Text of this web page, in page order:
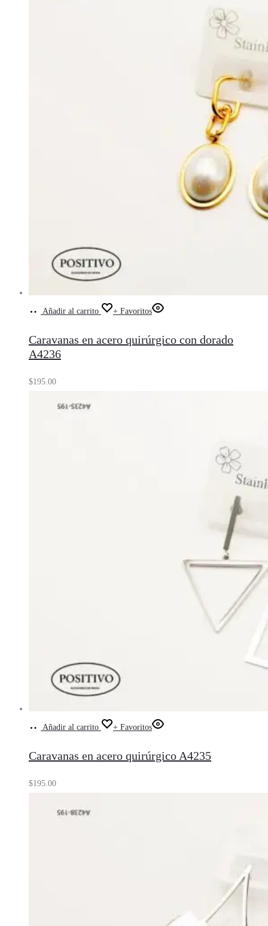
Añadir al carrito + Favoritos
Caravanas en acero quirúrgico con dorado
A4236
$195.00
Añadir al carrito + Favoritos
Caravanas en acero quirúrgico A4235
$195.00